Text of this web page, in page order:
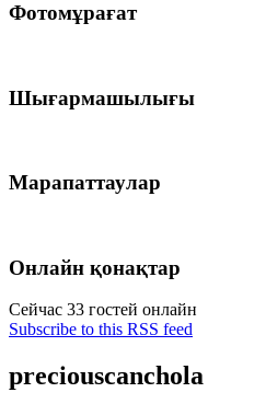
Фотомұрағат
Шығармашылығы
Марапаттаулар
Онлайн қонақтар
Сейчас 33 гостей онлайн
Subscribe to this RSS feed
preciouscanchola